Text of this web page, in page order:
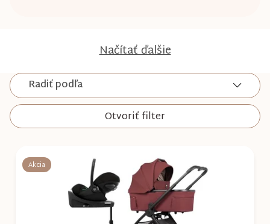
Načítať ďalšie
Radiť podľa
Otvoriť filter
Akcia